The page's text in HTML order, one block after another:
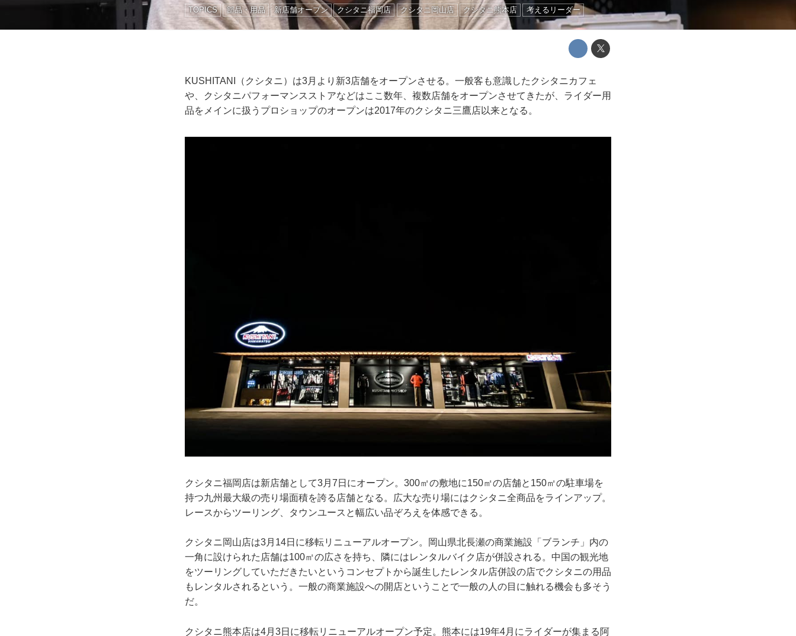
TOPICS 部品・用品 新店舗オープン クシタニ福岡店 クシタニ岡山店 クシタニ熊本店 考えるリーダー
KUSHITANI（クシタニ）は3月より新3店舗をオープンさせる。一般客も意識したクシタニカフェ
や、クシタニパフォーマンスストアなどはここ数年、複数店舗をオープンさせてきたが、ライダー用
品をメインに扱うプロショップのオープンは2017年のクシタニ三鷹店以来となる。
クシタニ福岡店は新店舗として3月7日にオープン。300㎡の敷地に150㎡の店舗と150㎡の駐車場を
持つ九州最大級の売り場面積を誇る店舗となる。広大な売り場にはクシタニ全商品をラインアップ。
レースからツーリング、タウンユースと幅広い品ぞろえを体感できる。
クシタニ岡山店は3月14日に移転リニューアルオープン。岡山県北長瀬の商業施設「ブランチ」内の
一角に設けられた店舗は100㎡の広さを持ち、隣にはレンタルバイク店が併設される。中国の観光地
をツーリングしていただきたいというコンセプトから誕生したレンタル店併設の店でクシタニの用品
もレンタルされるという。一般の商業施設への開店ということで一般の人の目に触れる機会も多そう
だ。
クシタニ熊本店は4月3日に移転リニューアルオープン予定。熊本には19年4月にライダーが集まる阿